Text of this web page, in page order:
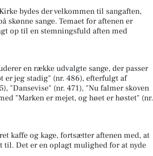
bydes der velkommen til sangaften,
skønne sange. Temaet for aftenen er
op til en stemningsfuld aften med
en række udvalgte sange, der passer
er jeg stadig" (nr. 486), efterfulgt af
"Dansevise" (nr. 471), "Nu falmer skoven
"Marken er mejet, og høet er høstet" (nr.
kaffe og kage, fortsætter aftenen med, at
til. Det er en oplagt mulighed for at nyde